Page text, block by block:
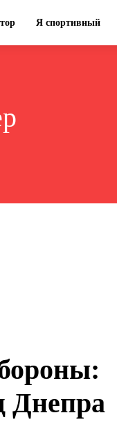
Я спортивный
Днепра